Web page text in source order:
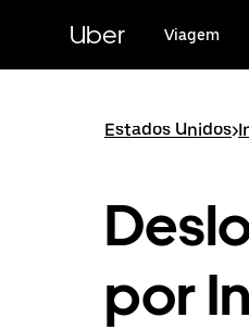
conteúdo
Uber Viagem
Estados Unidos>
por